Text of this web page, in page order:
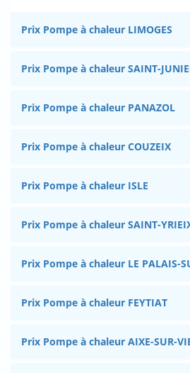
Prix Pompe à chaleur LIMOGES
Prix Pompe à chaleur SAINT-
Prix Pompe à chaleur PANAZOL
Prix Pompe à chaleur COUZEIX
Prix Pompe à chaleur ISLE
Prix Pompe à chaleur SAINT-
Prix Pompe à chaleur LE PALAIS-
Prix Pompe à chaleur FEYTIAT
Prix Pompe à chaleur AIXE-SUR-